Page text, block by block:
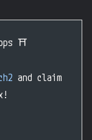
⛩️
and claim